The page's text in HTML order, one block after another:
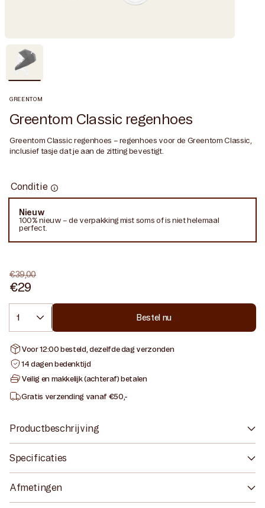
GREENTOM
Greentom Classic regenhoes
Greentom Classic regenhoes – regenhoes voor de Greentom Classic,
inclusief tasje dat je aan de zitting bevestigt.
Conditie Conditie
Nieuw
Variant
uitverkocht
niet
100% nieuw – de verpakking mist soms of is niet helemaal
perfect.
Aanbiedingsprijs
€29
Normale
prijs
€39,00
Bestel nu
Voor 12:00 besteld, dezelfde dag verzonden
14 dagen bedenktijd
Veilig en makkelijk (achteraf) betalen
Gratis verzending vanaf €50,-
Productbeschrijving
Specificaties
Afmetingen